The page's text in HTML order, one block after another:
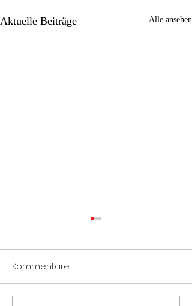
Aktuelle Beiträge Alle ansehen
Kommentare